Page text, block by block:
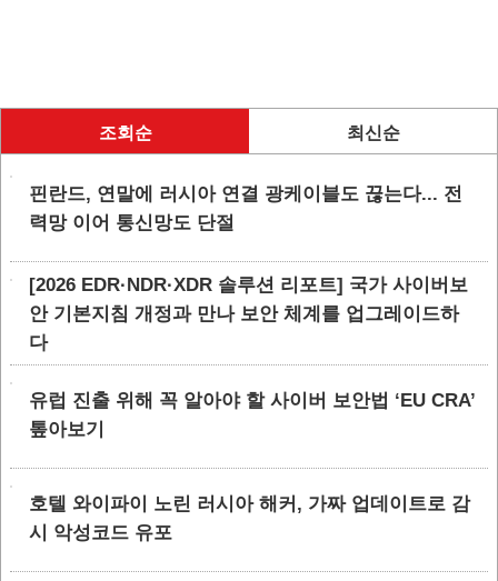
조회순 최신순
핀란드, 연말에 러시아 연결 광케이블도 끊는다... 전
력망 이어 통신망도 단절
[2026 EDR·NDR·XDR 솔루션 리포트] 국가 사이버보
안 기본지침 개정과 만나 보안 체계를 업그레이드하
다
유럽 진출 위해 꼭 알아야 할 사이버 보안법 ‘EU CRA’
톺아보기
호텔 와이파이 노린 러시아 해커, 가짜 업데이트로 감
시 악성코드 유포